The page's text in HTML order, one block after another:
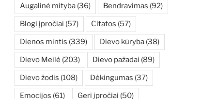
Augalinė mityba (36) Bendravimas (92)
Blogi įpročiai (57) Citatos (57)
Dienos mintis (339) Dievo kūryba (38)
Dievo Meilė (203) Dievo pažadai (89)
Dievo žodis (108) Dėkingumas (37)
Emocijos (61) Geri įpročiai (50)